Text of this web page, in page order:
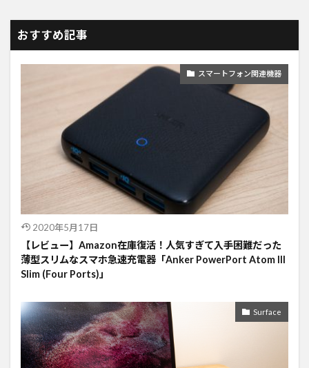
おすすめ記事
スマートフォン関連機器
2020年5月17日
【レビュー】Amazon在庫復活！人気すぎて入手困難だった
薄型スリムなスマホ急速充電器「Anker PowerPort Atom III
Slim (Four Ports)」
Surface